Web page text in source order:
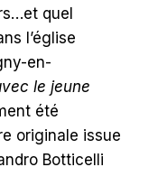
quel
l’église
en-
le jeune
été
originale issue
Botticelli